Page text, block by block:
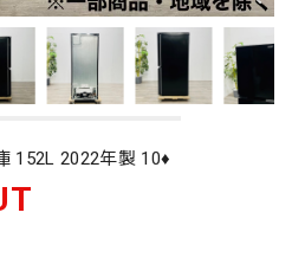
152L 2022年製 10♦️